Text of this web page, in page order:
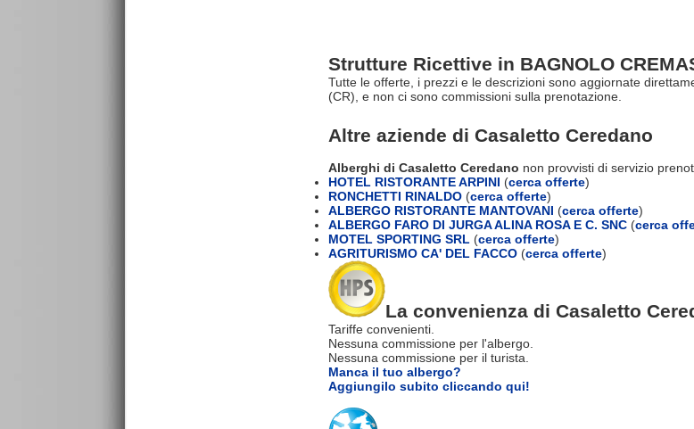
Strutture Ricettive in BAGNOLO
Tutte le offerte, i prezzi e le descrizioni sono aggiornate
(CR), e non ci sono commissioni sulla prenotazione.
Altre aziende di Casaletto Ceredano
Alberghi di Casaletto Ceredano non provvisti di servizio
HOTEL RISTORANTE ARPINI (cerca offerte)
RONCHETTI RINALDO (cerca offerte)
ALBERGO RISTORANTE MANTOVANI (cerca offerte)
ALBERGO FARO DI JURGA ALINA ROSA E C. SNC (cerca
MOTEL SPORTING SRL (cerca offerte)
AGRITURISMO CA' DEL FACCO (cerca offerte)
La convenienza di Casaletto
Tariffe convenienti.
Nessuna commissione per l'albergo.
Nessuna commissione per il turista.
Manca il tuo albergo?
Aggiungilo subito cliccando qui!